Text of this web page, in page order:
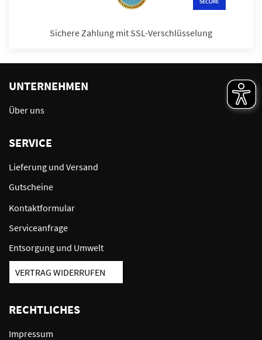
Sichere Zahlung mit SSL-Verschlüsselung
UNTERNEHMEN
Über uns
SERVICE
Lieferung und Versand
Gutscheine
Kontaktformular
Serviceanfrage
Entsorgung und Umwelt
VERTRAG WIDERRUFEN
RECHTLICHES
Impressum